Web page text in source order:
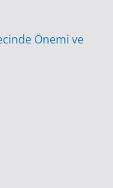
Önemi ve